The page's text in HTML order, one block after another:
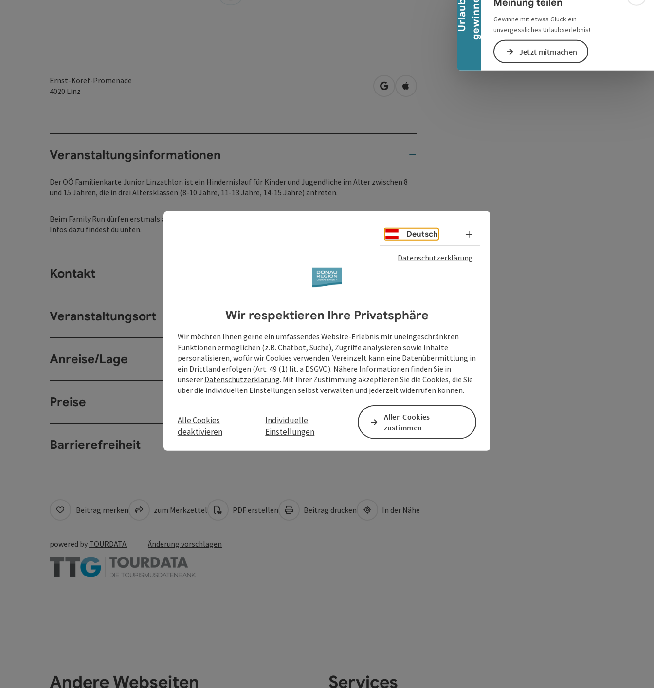
U
r
l
a
u
b
g
e
w
i
n
n
en
Gewinne mit etwas Glück ein
unvergessliches Urlaubserlebnis!
Jetzt mitmachen
Ernst-Koref-Promenade
4020 Linz in Google Maps öffnen
in Apple Maps öffnen
Veranstaltungsinformationen
Der OÖ Familienkarte Junior Linzathlon ist ein Hindernislauf für Kinder und Jugendliche im Alter zwischen 8
und 15 Jahren, die in drei Altersklassen (8-10 Jahre, 11-13 Jahre, 14-15 Jahre) antreten.
Beim Family Run dürfen erstmals auch 4–7-Jährige an den Start gehen – gemeinsam mit einem Elternteil. Alle
Infos dazu findest du unten.
Kontakt
Veranstaltungsort
Anreise/Lage
Preise
Barrierefreiheit
Beitrag merken zum Merkzettel PDF erstellen Beitrag drucken In der Nähe
powered by TOURDATA Änderung vorschlagen
Andere Webseiten Services
Deutsch Sprachwahl - Menü öffnen
Datenschutzerklärung
Wir respektieren Ihre Privatsphäre
Wir möchten Ihnen gerne ein umfassendes Website-Erlebnis mit uneingeschränkten
Funktionen ermöglichen (z.B. Chatbot, Suche), Zugriffe analysieren sowie Inhalte
personalisieren, wofür wir Cookies verwenden. Vereinzelt kann eine Datenübermittlung in
ein Drittland erfolgen (Art. 49 (1) lit. a DSGVO). Nähere Informationen finden Sie in
unserer Datenschutzerklärung. Mit Ihrer Zustimmung akzeptieren Sie die Cookies, die Sie
über die individuellen Einstellungen selbst verwalten und jederzeit widerrufen können.
Alle Cookies
deaktivieren
Individuelle
Einstellungen
Allen Cookies
zustimmen